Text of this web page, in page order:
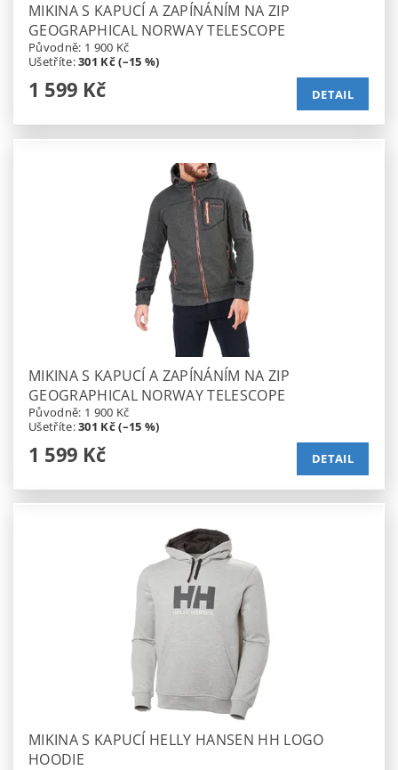
MIKINA S KAPUCÍ A ZAPÍNÁNÍM NA ZIP
GEOGRAPHICAL NORWAY TELESCOPE
Původně: 1 900 Kč
Ušetříte:301 Kč (–15 %)
1 599 Kč DETAIL
MIKINA S KAPUCÍ A ZAPÍNÁNÍM NA ZIP
GEOGRAPHICAL NORWAY TELESCOPE
Původně: 1 900 Kč
Ušetříte:301 Kč (–15 %)
1 599 Kč DETAIL
MIKINA S KAPUCÍ HELLY HANSEN HH LOGO
HOODIE